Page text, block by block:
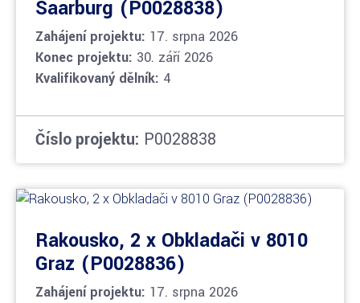
Saarburg (P0028838)
Zahájení projektu: 17. srpna 2026
Konec projektu: 30. září 2026
Kvalifikovaný dělník: 4
Číslo projektu: P0028838
Rakousko, 2 x Obkladači v 8010
Graz (P0028836)
Zahájení projektu: 17. srpna 2026